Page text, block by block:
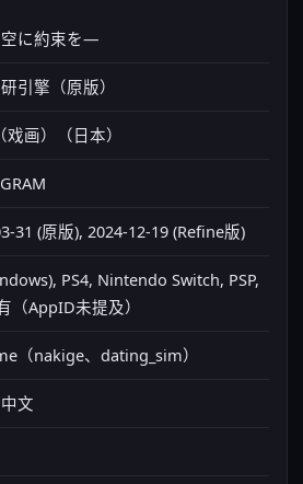
空に約束を―
引擎（原版）
戏画）（日本）
31 (原版), 2024-12-19 (Refine版)
PS4, Nintendo Switch, PSP,
（AppID未提及）
（nakige、dating_sim）
文